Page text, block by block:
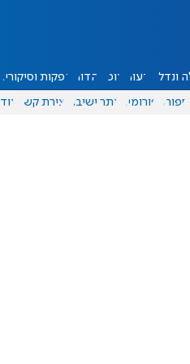
ונדל"ן דעות אוכל יהדות הפקות וסיקורים
ספורט פורומים אתר ישיבה יצירת קשר עוד